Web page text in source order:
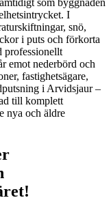
I
snö,
i puts och förkorta
professionellt
emot nederbörd och
fastighetsägare,
i Arvidsjaur –
till komplett
nya och äldre